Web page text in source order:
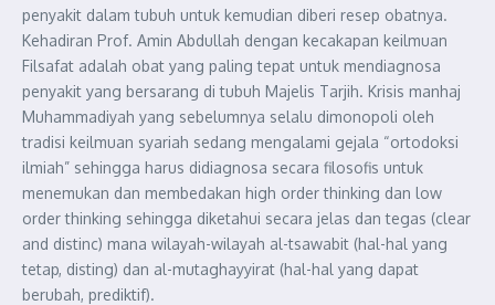
penyakit dalam tubuh untuk kemudian diberi resep obatnya.
Kehadiran Prof. Amin Abdullah dengan kecakapan keilmuan
Filsafat adalah obat yang paling tepat untuk mendiagnosa
penyakit yang bersarang di tubuh Majelis Tarjih. Krisis manhaj
Muhammadiyah yang sebelumnya selalu dimonopoli oleh
tradisi keilmuan syariah sedang mengalami gejala “ortodoksi
ilmiah” sehingga harus didiagnosa secara filosofis untuk
menemukan dan membedakan high order thinking dan low
order thinking sehingga diketahui secara jelas dan tegas (clear
and distinc) mana wilayah-wilayah al-tsawabit (hal-hal yang
tetap, disting) dan al-mutaghayyirat (hal-hal yang dapat
berubah, prediktif).